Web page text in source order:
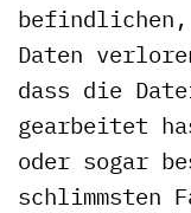
befindlichen,
Daten
dass die
gearbeitet
oder sogar
schlimmsten